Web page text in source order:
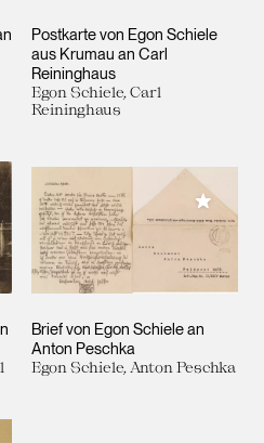
Postkarte von Egon Schiele
aus Krumau an Carl
Reininghaus
Egon Schiele, Carl
Reininghaus
Sammlung hinzufügen
Brief von Egon Schiele an
Anton Peschka
Egon Schiele, Anton Peschka
Meiner